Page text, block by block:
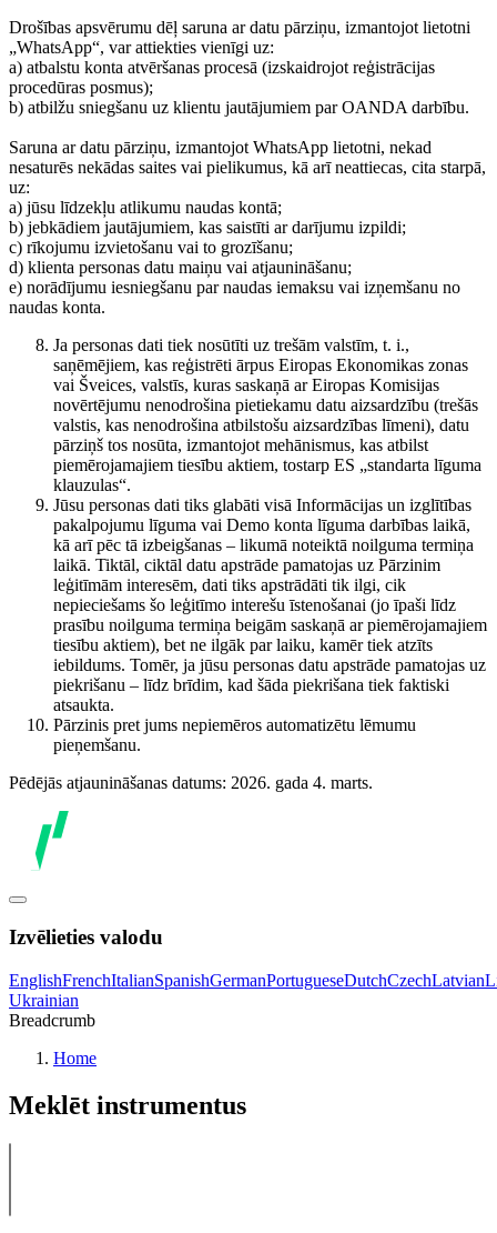
Drošības apsvērumu dēļ saruna ar datu pārziņu, izmantojot lietotni
„WhatsApp“, var attiekties vienīgi uz:
a) atbalstu konta atvēršanas procesā (izskaidrojot reģistrācijas
procedūras posmus);
b) atbilžu sniegšanu uz klientu jautājumiem par OANDA darbību.
Saruna ar datu pārziņu, izmantojot WhatsApp lietotni, nekad
nesaturēs nekādas saites vai pielikumus, kā arī neattiecas, cita starpā,
uz:
a) jūsu līdzekļu atlikumu naudas kontā;
b) jebkādiem jautājumiem, kas saistīti ar darījumu izpildi;
c) rīkojumu izvietošanu vai to grozīšanu;
d) klienta personas datu maiņu vai atjaunināšanu;
e) norādījumu iesniegšanu par naudas iemaksu vai izņemšanu no
naudas konta.
Ja personas dati tiek nosūtīti uz trešām valstīm, t. i.,
saņēmējiem, kas reģistrēti ārpus Eiropas Ekonomikas zonas
vai Šveices, valstīs, kuras saskaņā ar Eiropas Komisijas
novērtējumu nenodrošina pietiekamu datu aizsardzību (trešās
valstis, kas nenodrošina atbilstošu aizsardzības līmeni), datu
pārziņš tos nosūta, izmantojot mehānismus, kas atbilst
piemērojamajiem tiesību aktiem, tostarp ES „standarta līguma
klauzulas“.
Jūsu personas dati tiks glabāti visā Informācijas un izglītības
pakalpojumu līguma vai Demo konta līguma darbības laikā,
kā arī pēc tā izbeigšanas – likumā noteiktā noilguma termiņa
laikā. Tiktāl, ciktāl datu apstrāde pamatojas uz Pārzinim
leģitīmām interesēm, dati tiks apstrādāti tik ilgi, cik
nepieciešams šo leģitīmo interešu īstenošanai (jo īpaši līdz
prasību noilguma termiņa beigām saskaņā ar piemērojamajiem
tiesību aktiem), bet ne ilgāk par laiku, kamēr tiek atzīts
iebildums. Tomēr, ja jūsu personas datu apstrāde pamatojas uz
piekrišanu – līdz brīdim, kad šāda piekrišana tiek faktiski
atsaukta.
Pārzinis pret jums nepiemēros automatizētu lēmumu
pieņemšanu.
Pēdējās atjaunināšanas datums: 2026. gada 4. marts.
Izvēlieties valodu
EnglishFrenchItalianSpanishGermanPortugueseDutchCzechLatvian
Ukrainian
Breadcrumb
Home
Meklēt instrumentus